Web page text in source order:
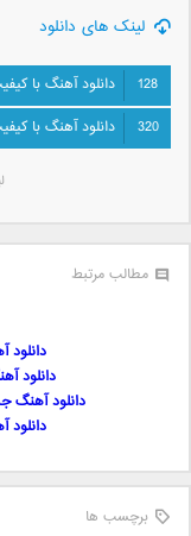
لینک های دانلود
128
دانلود آهنگ با کیفیت
320
دانلود آهنگ با کیفیت
مطالب مرتبط
دانلود
دانلود
دانلود آهنگ
دانلود
برچسب ها